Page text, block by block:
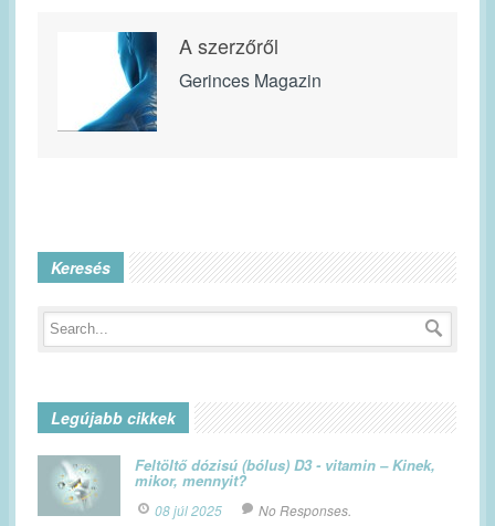
A szerzőről
Gerinces Magazin
Keresés
Legújabb cikkek
Feltöltő dózisú (bólus) D3 - vitamin – Kinek,
mikor, mennyit?
08 júl 2025 No Responses.